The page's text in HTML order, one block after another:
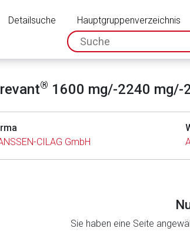
Detailsuche Hauptgruppenverzeichnis
spc.search.input.placeholder
® 1600 mg/-2240 mg/-
CILAG GmbH
Sie haben eine Seite
externen Seite